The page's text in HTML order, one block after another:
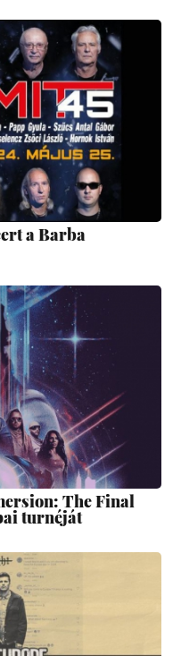
a Barba
The Final
turnéját